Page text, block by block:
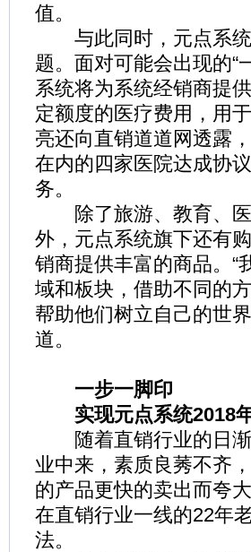
值。
与此同时，元点系统
题。面对可能会出现的“
系统将为系统经销商提
定额度的医疗费用，用
亮还向直销道道网透露
在内的四家医院达成协
务。
除了旅游、教育、医
外，元点系统旗下还有
销商提供丰富的商品。“
域和板块，借助不同的
帮助他们树立自己的世
道。
一步一脚印
实现元点系统2018
随着直销行业的日渐
业中来，素质良莠不齐
的产品更快的卖出而夸
在直销行业一线的22年
法。